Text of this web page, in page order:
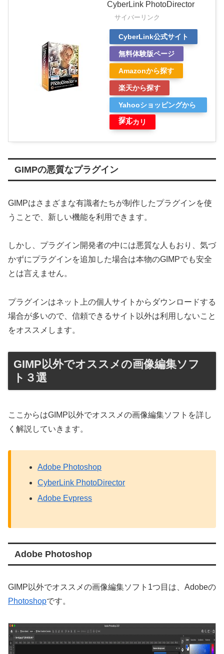
CyberLink PhotoDirector
サイバーリンク
CyberLink公式サイト
無料体験版ページ
Amazonから探す
楽天から探す
Yahooショッピングから
探す
メルカリ
GIMPの悪質なプラグイン
GIMPはさまざまな有識者たちが制作したプラグインを使
うことで、新しい機能を利用できます。
しかし、プラグイン開発者の中には悪質な人もおり、気づ
かずにプラグインを追加した場合は本物のGIMPでも安全
とは言えません。
プラグインはネット上の個人サイトからダウンロードする
場合が多いので、信頼できるサイト以外は利用しないこと
をオススメします。
GIMP以外でオススメの画像編集ソフ
ト３選
ここからはGIMP以外でオススメの画像編集ソフトを詳し
く解説していきます。
Adobe Photoshop
CyberLink PhotoDirector
Adobe Evpress
Adobe Photoshop
GIMP以外でオススメの画像編集ソフト1つ目は、Adobeの
Photoshopです。